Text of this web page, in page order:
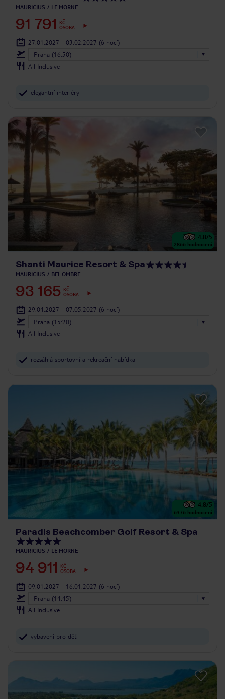
MAURICIUS LE MORNE
91 791
KČ
OSOBA
27.01.2027 - 03.02.2027 (6 nocí)
Praha (16:50)
All Inclusive
elegantní interiéry
4.8/5
2866 hodnocení
Shanti Maurice Resort & Spa
MAURICIUS BEL OMBRE
93 165
KČ
OSOBA
29.04.2027 - 07.05.2027 (6 nocí)
Praha (15:20)
All Inclusive
rozsáhlá sportovní a rekreační nabídka
4.8/5
6376 hodnocení
Paradis Beachcomber Golf Resort & Spa
MAURICIUS LE MORNE
94 911
KČ
OSOBA
09.01.2027 - 16.01.2027 (6 nocí)
Praha (14:45)
All Inclusive
vybavení pro děti